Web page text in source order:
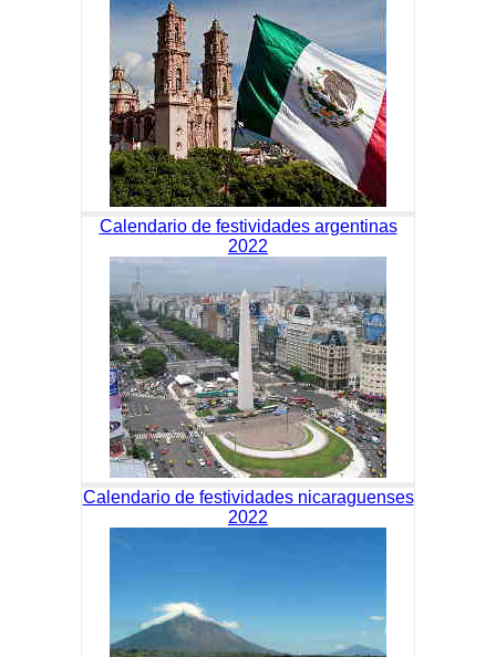
Calendario de festividades argentinas
2022
Calendario de festividades nicaraguenses
2022